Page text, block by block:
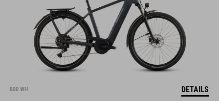
800 WH DETAILS